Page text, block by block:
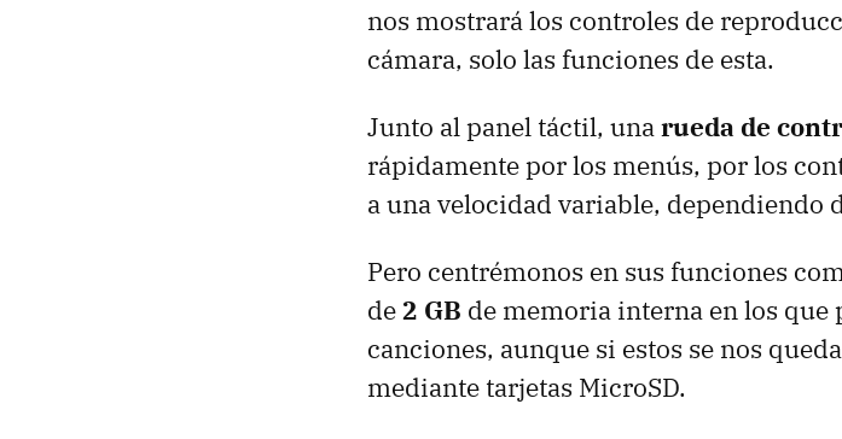
nos mostrará los controles de
cámara, solo las funciones de esta.
Junto al panel táctil, unarueda de
rápidamente por los menús, por los
a una velocidad variable, dependiendo
Pero centrémonos en sus funciones
de2 GB de memoria interna en los que
canciones, aunque si estos se nos
mediante tarjetas MicroSD.